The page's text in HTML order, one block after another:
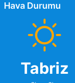
Hava Durumu
Tabriz